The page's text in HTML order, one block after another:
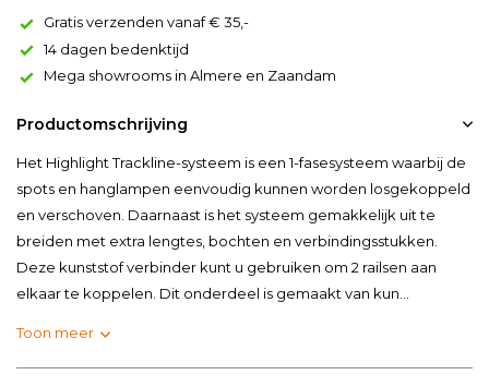
Gratis verzenden vanaf € 35,-
14 dagen bedenktijd
Mega showrooms in Almere en Zaandam
Productomschrijving
Het Highlight Trackline-systeem is een 1-fasesysteem waarbij de
spots en hanglampen eenvoudig kunnen worden losgekoppeld
en verschoven. Daarnaast is het systeem gemakkelijk uit te
breiden met extra lengtes, bochten en verbindingsstukken.
Deze kunststof verbinder kunt u gebruiken om 2 railsen aan
elkaar te koppelen. Dit onderdeel is gemaakt van kun...
Toon meer